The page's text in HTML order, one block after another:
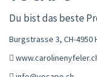
Du bist das beste
Burgstrasse 3, CH-4950